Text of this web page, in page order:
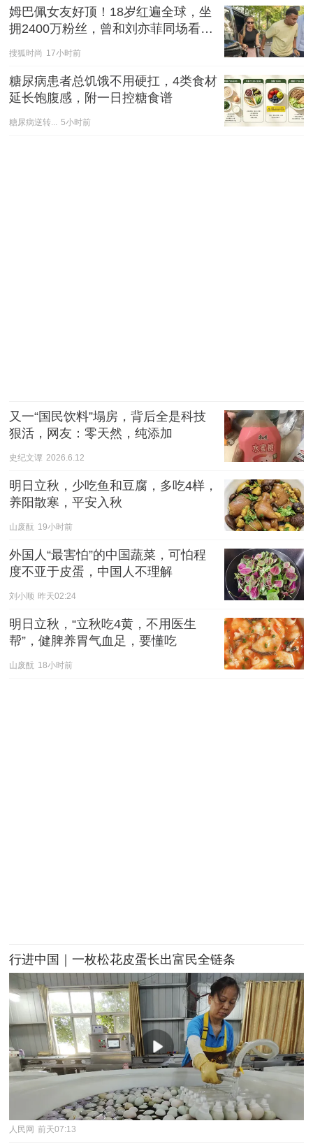
姆巴佩女友好顶！18岁红遍全球，坐
拥2400万粉丝，曾和刘亦菲同场看LV
秀
搜狐时尚 17小时前
糖尿病患者总饥饿不用硬扛，4类食材
延长饱腹感，附一日控糖食谱
糖尿病逆转... 5小时前
又一“国民饮料”塌房，背后全是科技
狠活，网友：零天然，纯添加
史纪文谭 2026.6.12
明日立秋，少吃鱼和豆腐，多吃4样，
养阳散寒，平安入秋
山废酛 19小时前
外国人“最害怕”的中国蔬菜，可怕程
度不亚于皮蛋，中国人不理解
刘小顺 昨天02:24
明日立秋，“立秋吃4黄，不用医生
帮”，健脾养胃气血足，要懂吃
山废酛 18小时前
行进中国｜一枚松花皮蛋长出富民全链条
人民网 前天07:13